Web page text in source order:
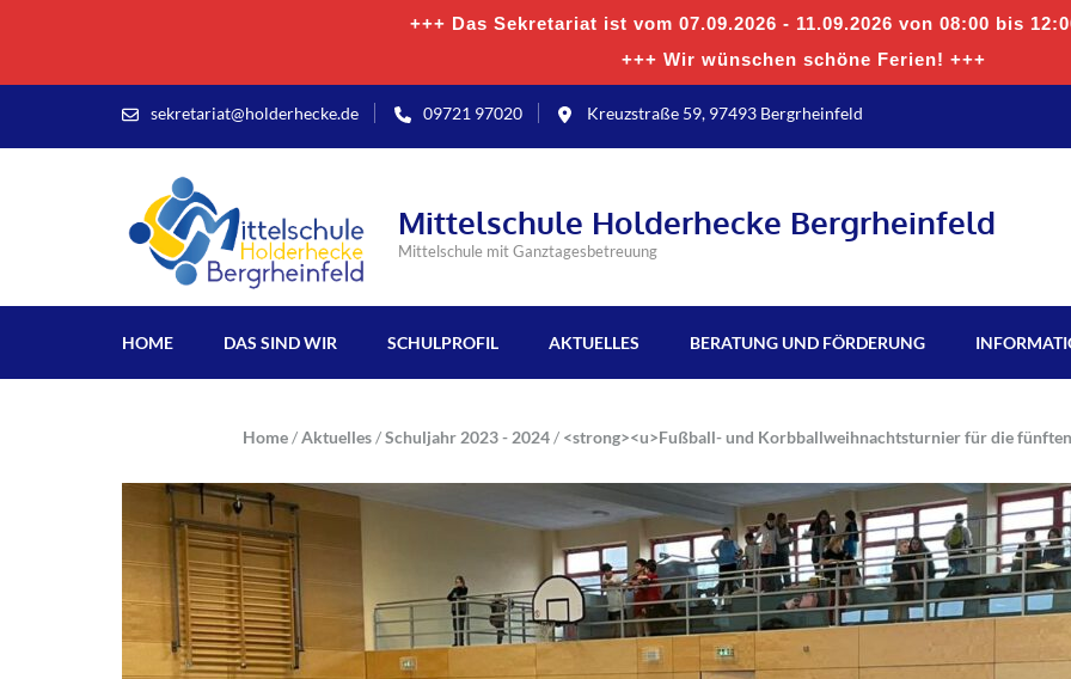
+++ Das Sekretariat ist vom 07.09.2026 - 11.09.2026 von 08:00 bis
+++ Wir wünschen schöne Ferien! +++
sekretariat@holderhecke.de 09721 97020 Kreuzstraße 59, 97493 Bergrheinfeld
Mittelschule Holderhecke Bergrheinfeld
Mittelschule mit Ganztagesbetreuung
HOME DAS SIND WIR SCHULPROFIL AKTUELLES BERATUNG UND FÖRDERUNG
Home/Aktuelles/Schuljahr 2023 - 2024/ <strong><u>Fußball- und Korbballweihnachtsturnier für die